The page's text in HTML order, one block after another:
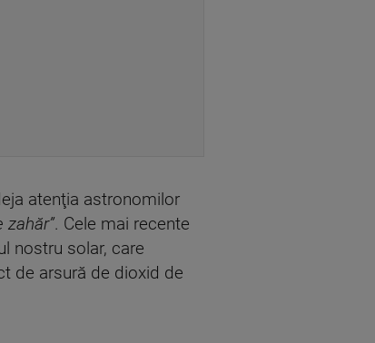
atenţia astronomilor
zahăr”. Cele mai recente
nostru solar, care
de arsură de dioxid de